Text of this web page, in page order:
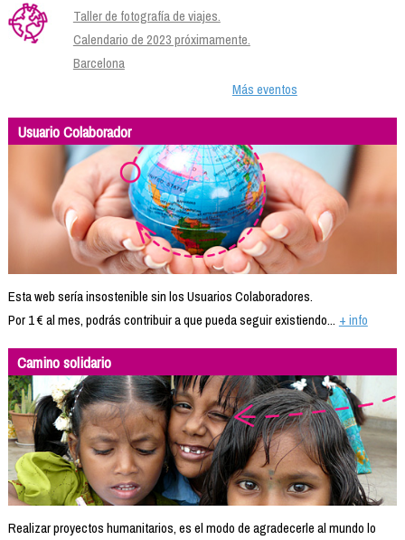
Taller de fotografía de viajes.
Calendario de 2023 próximamente.
Barcelona
Más eventos
Usuario Colaborador
Esta web sería insostenible sin los Usuarios Colaboradores.
Por 1 € al mes, podrás contribuir a que pueda seguir existiendo... + info
Camino solidario
Realizar proyectos humanitarios, es el modo de agradecerle al mundo lo